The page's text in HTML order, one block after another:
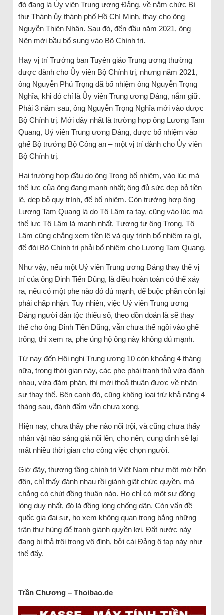
đó đang là Ủy viên Trung ương Đảng, về nắm chức Bí
thư Thành ủy thành phố Hồ Chí Minh, thay cho ông
Nguyễn Thiện Nhân. Sau đó, đến đầu năm 2021, ông
Nên mới bầu bổ sung vào Bộ Chính trị.
Hay vị trí Trưởng ban Tuyên giáo Trung ương thường
được dành cho Ủy viên Bộ Chính trị, nhưng năm 2021,
ông Nguyễn Phú Trọng đã bổ nhiệm ông Nguyễn Trọng
Nghĩa, khi đó chỉ là Ủy viên Trung ương Đảng, nắm giữ.
Phải 3 năm sau, ông Nguyễn Trọng Nghĩa mới vào được
Bộ Chính trị. Mới đây nhất là trường hợp ông Lương Tam
Quang, Uỷ viên Trung ương Đảng, được bổ nhiệm vào
ghế Bộ trưởng Bộ Công an – một vị trí dành cho Ủy viên
Bộ Chính trị.
Hai trường hợp đầu do ông Trọng bổ nhiệm, vào lúc mà
thế lực của ông đang mạnh nhất; ông đủ sức dẹp bỏ tiền
lệ, dẹp bỏ quy trình, để bổ nhiệm. Còn trường hợp ông
Lương Tam Quang là do Tô Lâm ra tay, cũng vào lúc mà
thế lực Tô Lâm là mạnh nhất. Tương tự ông Trọng, Tô
Lâm cũng chẳng xem tiền lệ và quy trình bổ nhiệm ra gì,
để đòi Bộ Chính trị phải bổ nhiệm cho Lương Tam Quang.
Như vậy, nếu một Uỷ viên Trung ương Đảng thay thế vị
trí của ông Đinh Tiến Dũng, là điều hoàn toàn có thể xảy
ra, nếu có một phe nào đó đủ mạnh, để buộc phần còn lại
phải chấp nhận. Tuy nhiên, việc Uỷ viên Trung ương
Đảng người dân tộc thiểu số, theo đồn đoán là sẽ thay
thế cho ông Đinh Tiến Dũng, vẫn chưa thể ngồi vào ghế
trống, thì xem ra, phe ủng hộ ông này không đủ mạnh.
Từ nay đến Hội nghị Trung ương 10 còn khoảng 4 tháng
nữa, trong thời gian này, các phe phái tranh thủ vừa đánh
nhau, vừa đàm phán, thì mới thoả thuận được về nhân
sự thay thế. Bên cạnh đó, cũng không loại trừ khả năng 4
tháng sau, đánh đấm vẫn chưa xong.
Hiện nay, chưa thấy phe nào nổi trội, và cũng chưa thấy
nhân vật nào sáng giá nổi lên, cho nên, cung đình sẽ lại
mất nhiều thời gian cho công việc chọn người.
Giờ đây, thượng tầng chính trị Việt Nam như một mớ hỗn
độn, chỉ thấy đánh nhau rồi giành giật chức quyền, mà
chẳng có chút đồng thuận nào. Họ chỉ có một sự đồng
lòng duy nhất, đó là đồng lòng chống dân. Còn vấn đề
quốc gia đại sự, họ xem không quan trọng bằng những
trận thư hùng để tranh giành quyền lợi. Đất nước này
đang bị thả trôi trong vô định, bởi cái Đảng ô tạp này như
thế đấy.
Trần Chương – Thoibao.de